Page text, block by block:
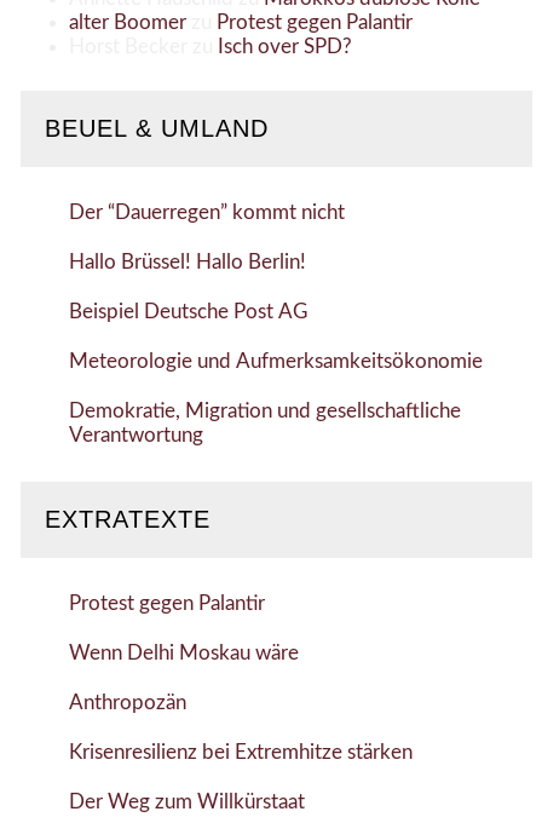
alter Boomerzu
Protest gegen Palantir
Isch over SPD?
BEUEL & UMLAND
Der “Dauerregen” kommt nicht
Hallo Brüssel! Hallo Berlin!
Beispiel Deutsche Post AG
Meteorologie und Aufmerksamkeitsökonomie
Demokratie, Migration und gesellschaftliche
Verantwortung
EXTRATEXTE
Protest gegen Palantir
Wenn Delhi Moskau wäre
Anthropozän
Krisenresilienz bei Extremhitze stärken
Der Weg zum Willkürstaat